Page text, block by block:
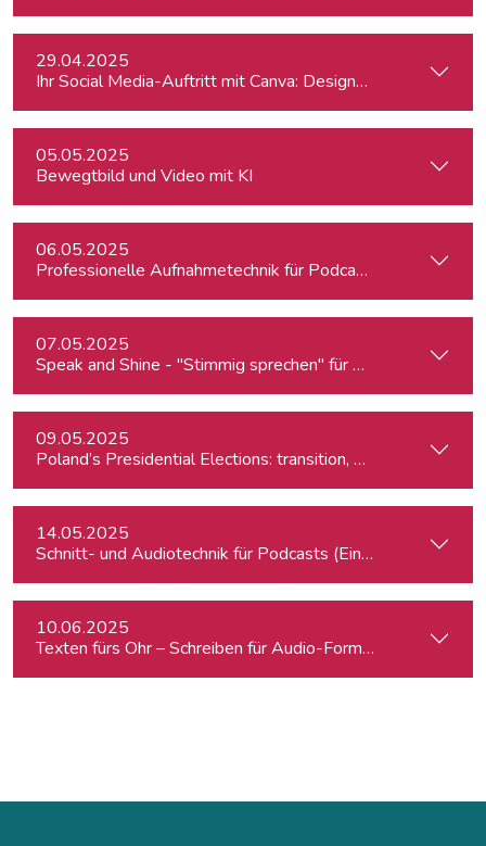
29.04.2025
Ihr Social Media-Auftritt mit Canva: Designs, die begeistern
05.05.2025
Bewegtbild und Video mit KI
06.05.2025
Professionelle Aufnahmetechnik für Podcasts & Radio
07.05.2025
Speak and Shine - "Stimmig sprechen" für Podcast,
09.05.2025
Poland’s Presidential Elections: transition, migration, war,
14.05.2025
Schnitt- und Audiotechnik für Podcasts (Einsteiger:innen)
10.06.2025
Texten fürs Ohr – Schreiben für Audio-Formate